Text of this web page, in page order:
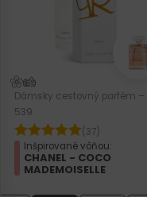
Dámsky cestovný parfém –
539
(37)
Inšpirované vôňou:
CHANEL - COCO
MADEMOISELLE